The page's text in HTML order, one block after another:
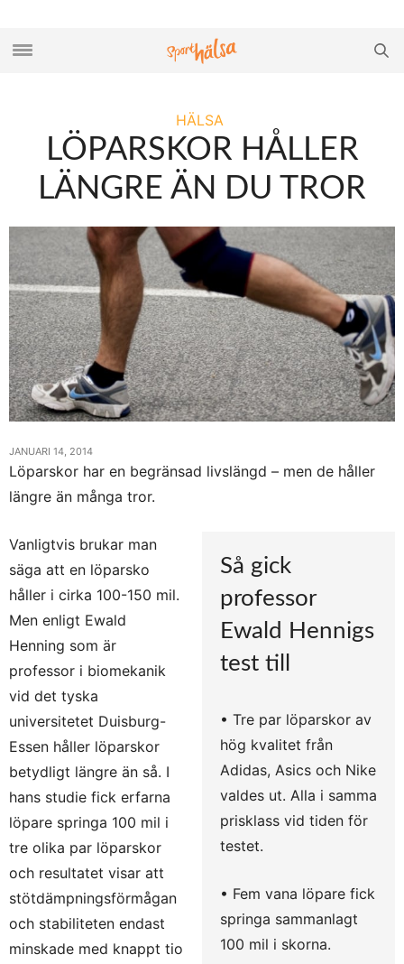
HÄLSA
LÖPARSKOR HÅLLER
LÄNGRE ÄN DU TROR
JANUARI 14, 2014
Löparskor har en begränsad livslängd – men de håller
längre än många tror.
Så gick
professor
Ewald Hennigs
test till
• Tre par löparskor av
hög kvalitet från
Adidas, Asics och Nike
valdes ut. Alla i samma
prisklass vid tiden för
testet.
• Fem vana löpare fick
springa sammanlagt
100 mil i skorna.
Vanligtvis brukar man
säga att en löparsko
håller i cirka 100-150 mil.
Men enligt Ewald
Henning som är
professor i biomekanik
vid det tyska
universitetet Duisburg-
Essen håller löparskor
betydligt längre än så. I
hans studie fick erfarna
löpare springa 100 mil i
tre olika par löparskor
och resultatet visar att
stötdämpningsförmågan
och stabiliteten endast
minskade med knappt tio